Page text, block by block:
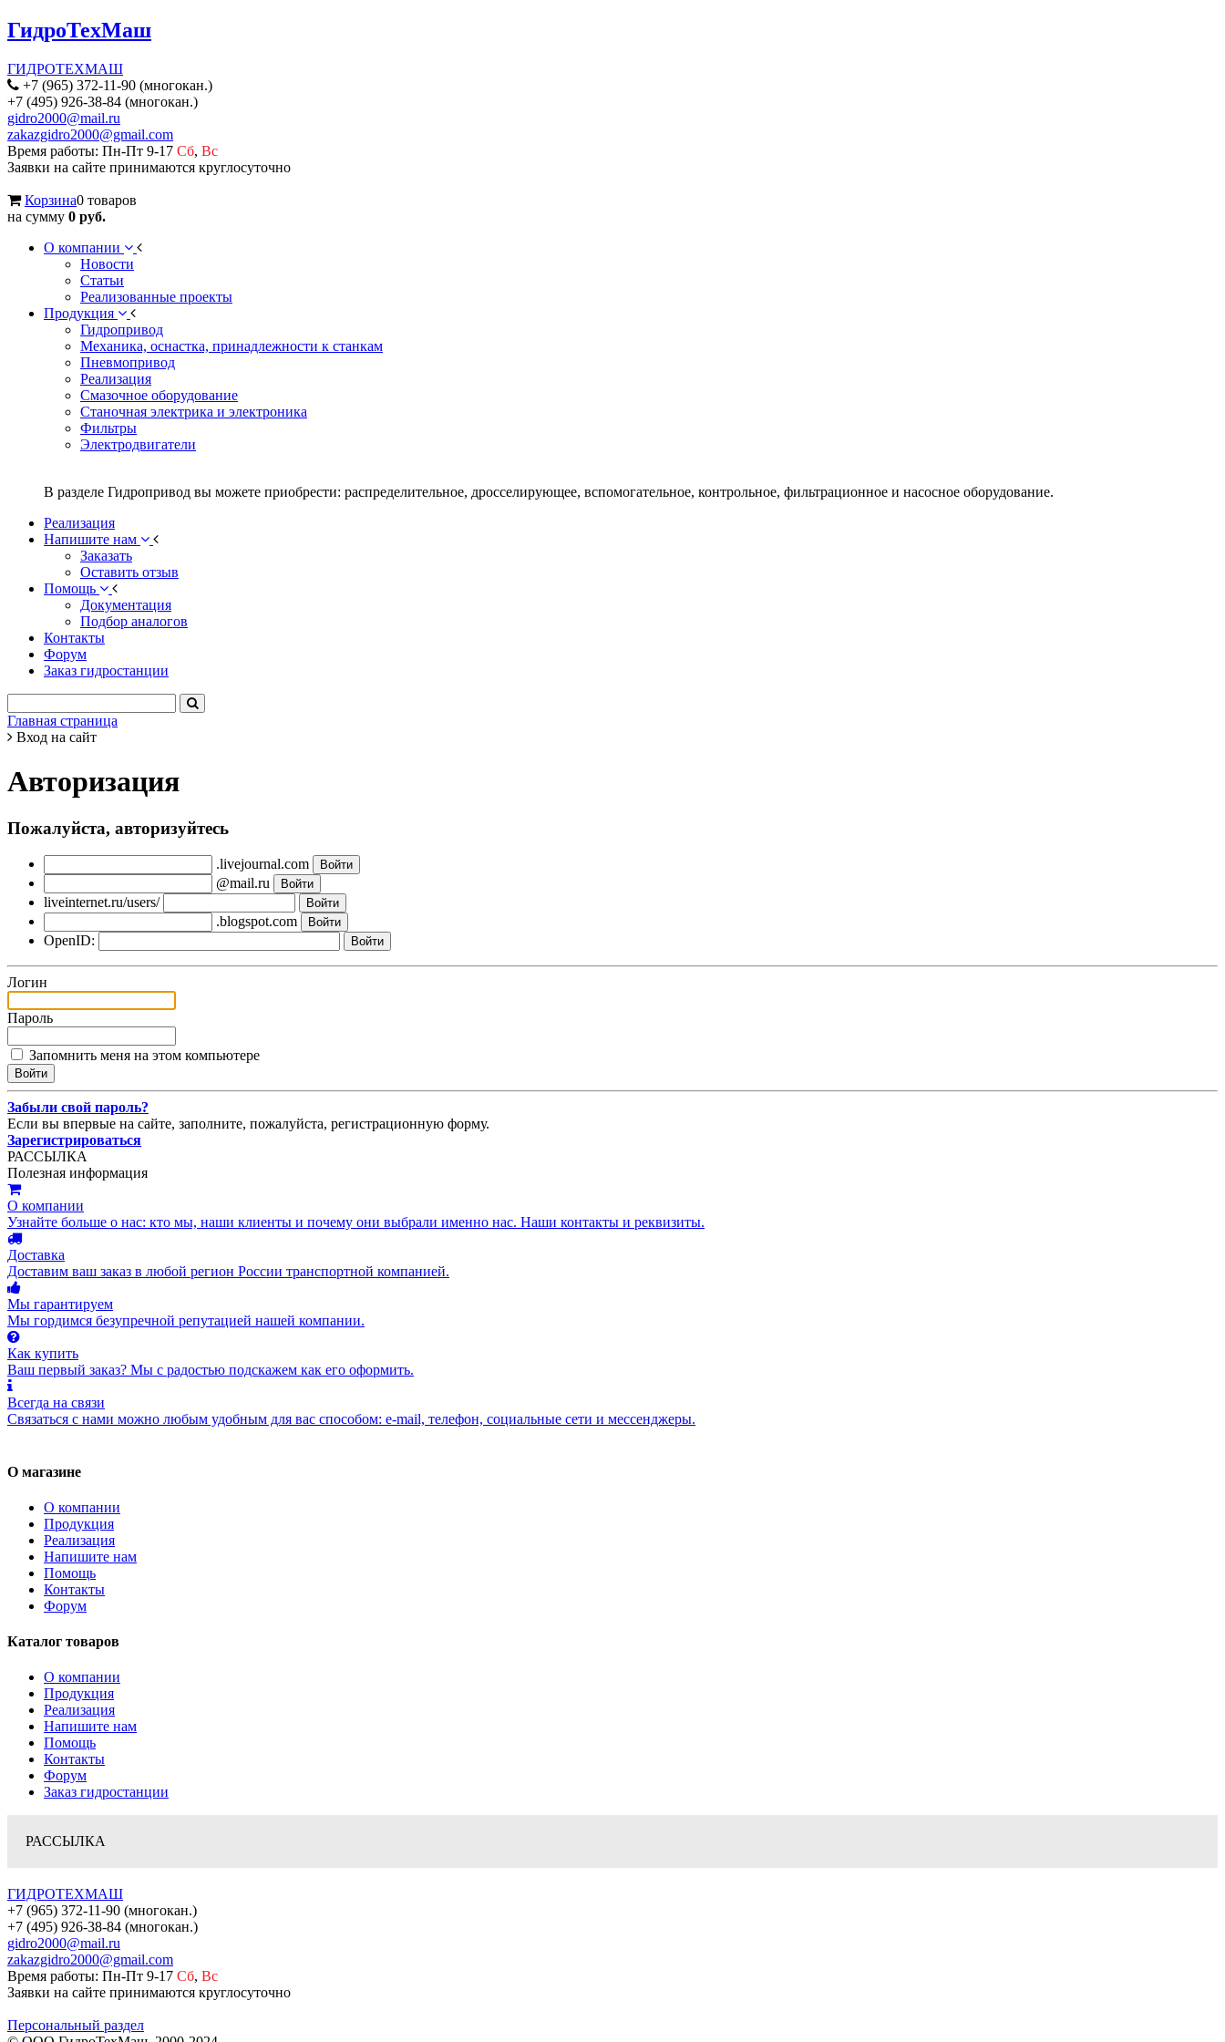
ГидроТехМаш
ГИДРОТЕХМАШ
+7 (965) 372-11-90 (многокан.)
+7 (495) 926-38-84 (многокан.)
gidro2000@mail.ru
zakazgidro2000@gmail.com
Время работы: Пн-Пт 9-17 Сб, Вс
Заявки на сайте принимаются круглосуточно
Корзина0 товаров
на сумму 0 руб.
О компании
Новости
Статьи
Реализованные проекты
Продукция
Гидропривод
Механика, оснастка, принадлежности к станкам
Пневмопривод
Реализация
Смазочное оборудование
Станочная электрика и электроника
Фильтры
Электродвигатели
В разделе Гидропривод вы можете приобрести: распределительное, дросселирующее, вспомогательное, контрольное, фильтрационное и насосное оборудование.
Реализация
Напишите нам
Заказать
Оставить отзыв
Помощь
Документация
Подбор аналогов
Контакты
Форум
Заказ гидростанции
Главная страница
Вход на сайт
Авторизация
Пожалуйста, авторизуйтесь
.livejournal.com
@mail.ru
liveinternet.ru/users/
.blogspot.com
OpenID:
Логин
Пароль
Запомнить меня на этом компьютере
Забыли свой пароль?
Если вы впервые на сайте, заполните, пожалуйста, регистрационную форму.
Зарегистрироваться
РАССЫЛКА
Полезная информация
О компании
Узнайте больше о нас: кто мы, наши клиенты и почему они выбрали именно нас. Наши контакты и реквизиты.
Доставка
Доставим ваш заказ в любой регион России транспортной компанией.
Мы гарантируем
Мы гордимся безупречной репутацией нашей компании.
Как купить
Ваш первый заказ? Мы с радостью подскажем как его оформить.
Всегда на связи
Связаться с нами можно любым удобным для вас способом: e-mail, телефон, социальные сети и мессенджеры.
О магазине
О компании
Продукция
Реализация
Напишите нам
Помощь
Контакты
Форум
Каталог товаров
О компании
Продукция
Реализация
Напишите нам
Помощь
Контакты
Форум
Заказ гидростанции
РАССЫЛКА
ГИДРОТЕХМАШ
+7 (965) 372-11-90 (многокан.)
+7 (495) 926-38-84 (многокан.)
gidro2000@mail.ru
zakazgidro2000@gmail.com
Время работы: Пн-Пт 9-17 Сб, Вс
Заявки на сайте принимаются круглосуточно
Персональный раздел